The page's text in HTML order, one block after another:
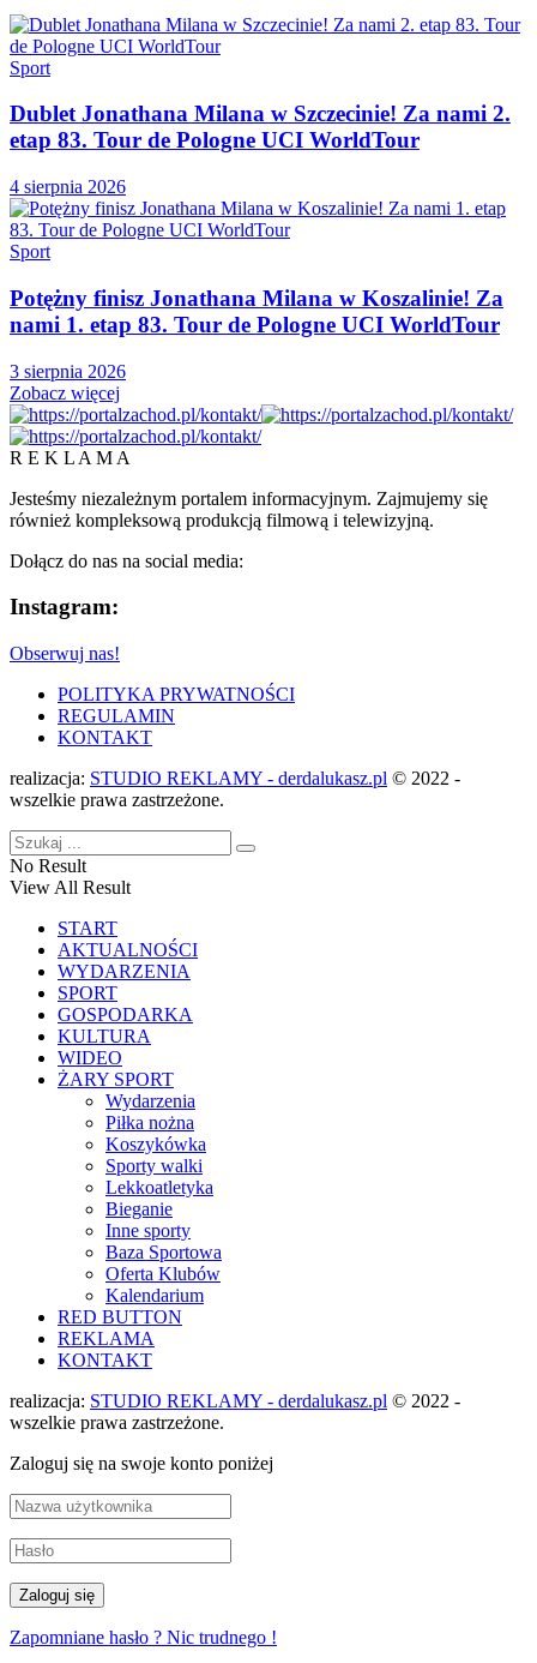
Sport
Dublet Jonathana Milana w Szczecinie! Za nami 2.
etap 83. Tour de Pologne UCI WorldTour
4 sierpnia 2026
Sport
Potężny finisz Jonathana Milana w Koszalinie! Za
nami 1. etap 83. Tour de Pologne UCI WorldTour
3 sierpnia 2026
Zobacz więcej
R E K L A M A
Jesteśmy niezależnym portalem informacyjnym. Zajmujemy się
również kompleksową produkcją filmową i telewizyjną.
Dołącz do nas na social media:
Instagram:
Obserwuj nas!
POLITYKA PRYWATNOŚCI
REGULAMIN
KONTAKT
realizacja: STUDIO REKLAMY - derdalukasz.pl © 2022 -
wszelkie prawa zastrzeżone.
No Result
View All Result
START
AKTUALNOŚCI
WYDARZENIA
SPORT
GOSPODARKA
KULTURA
WIDEO
ŻARY SPORT
Wydarzenia
Piłka nożna
Koszykówka
Sporty walki
Lekkoatletyka
Bieganie
Inne sporty
Baza Sportowa
Oferta Klubów
Kalendarium
RED BUTTON
REKLAMA
KONTAKT
realizacja: STUDIO REKLAMY - derdalukasz.pl © 2022 -
wszelkie prawa zastrzeżone.
Zaloguj się na swoje konto poniżej
Zapomniane hasło ? Nic trudnego !